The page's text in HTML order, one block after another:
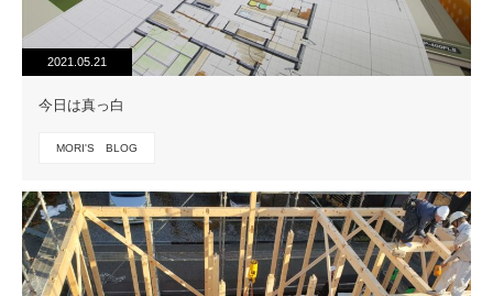
2021.05.21
今日は真っ白
MORI'S BLOG